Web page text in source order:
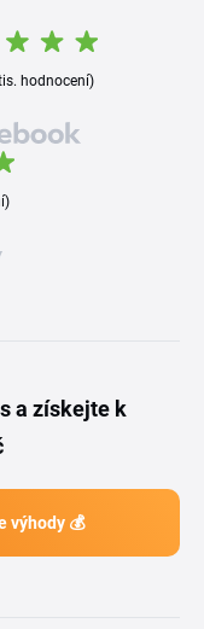
hodnocení)
a získejte k
výhody 💰